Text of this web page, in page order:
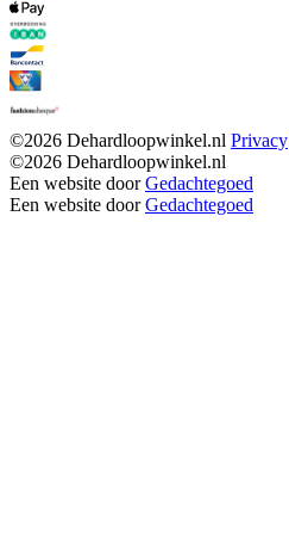
©2026 Dehardloopwinkel.nl Privacy
©2026 Dehardloopwinkel.nl
Een website doorGedachtegoed
Een website doorGedachtegoed